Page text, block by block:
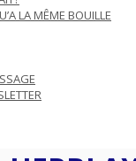
LA MÊME BOUILLE